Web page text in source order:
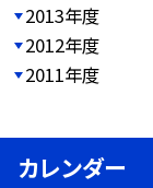
2013年度
2012年度
2011年度
カレンダー